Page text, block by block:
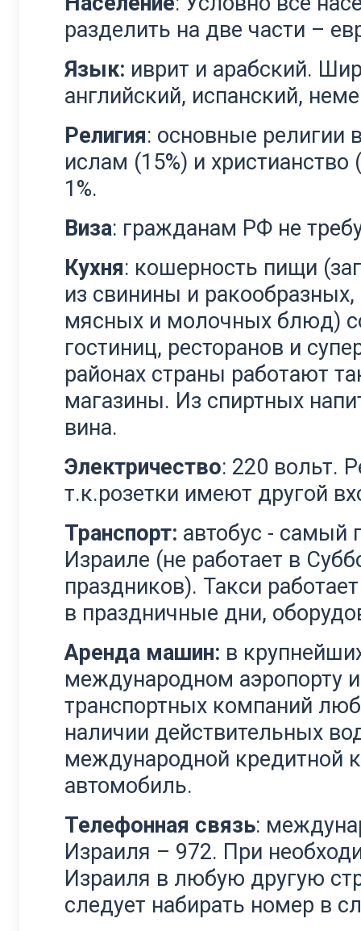
разделить на две части –
Язык: иврит и арабский.
английский, испанский,
Религия: основные религии
ислам (15%) и
1%.
Виза: гражданам РФ не
Кухня: кошерность пищи
из свинины и
мясных и молочных блюд)
гостиниц, ресторанов и
районах страны работают
магазины. Из спиртных
вина.
Электричество: 220 вольт.
т.к.розетки имеют другой
Транспорт: автобус - самый
Израиле (не работает в
праздников). Такси
в праздничные дни,
Аренда машин: в
международном аэропорту
транспортных компаний
наличии действительных
международной кредитной
автомобиль.
Телефонная связь:
Израиля – 972. При
Израиля в любую другую
следует набирать номер в